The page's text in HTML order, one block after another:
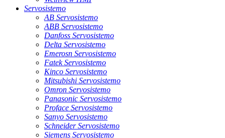
Servosistemo
AB Servosistemo
ABB Servosistemo
Danfoss Servosistemo
Delta Servosistemo
Emerosn Servosistemo
Fatek Servosistemo
Kinco Servosistemo
Mitsubishi Servosistemo
Omron Servosistemo
Panasonic Servosistemo
Proface Servosistemo
Sanyo Servosistemo
Schneider Servosistemo
Siemens Servosistemo